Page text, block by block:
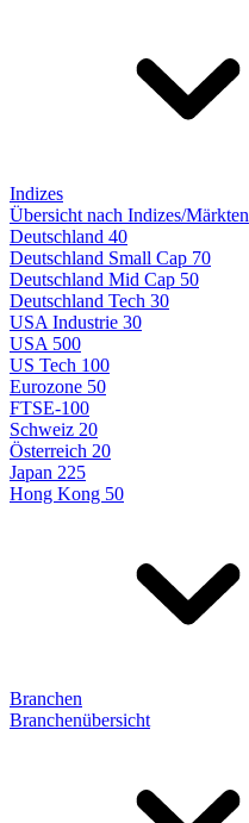
Indizes
Übersicht nach Indizes/Märkten
Deutschland 40
Deutschland Small Cap 70
Deutschland Mid Cap 50
Deutschland Tech 30
USA Industrie 30
USA 500
US Tech 100
Eurozone 50
FTSE-100
Schweiz 20
Österreich 20
Japan 225
Hong Kong 50
Branchen
Branchenübersicht